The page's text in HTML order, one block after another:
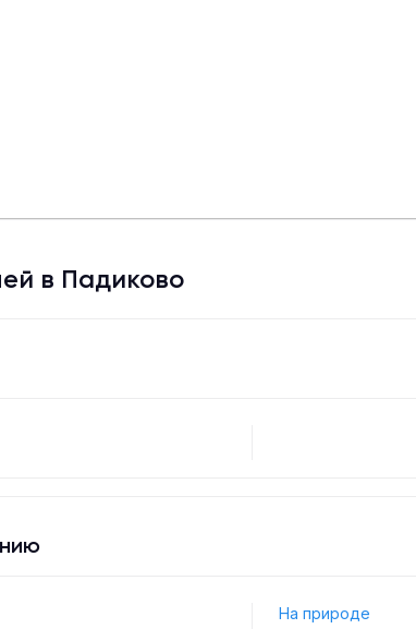
в Падиково
На природе